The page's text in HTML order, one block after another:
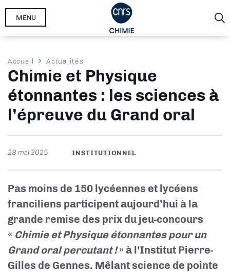
Aller
MENU
Fil
d'Ariane
Accueil Actualités
Chimie et Physique
étonnantes : les sciences à
l’épreuve du Grand oral
28 mai 2025 INSTITUTIONNEL
Pas moins de 150 lycéennes et lycéens
franciliens participent aujourd’hui à la
grande remise des prix du jeu-concours
« Chimie et Physique étonnantes pour un
Grand oral percutant !» à l'Institut Pierre-
Gilles de Gennes. Mêlant science de pointe